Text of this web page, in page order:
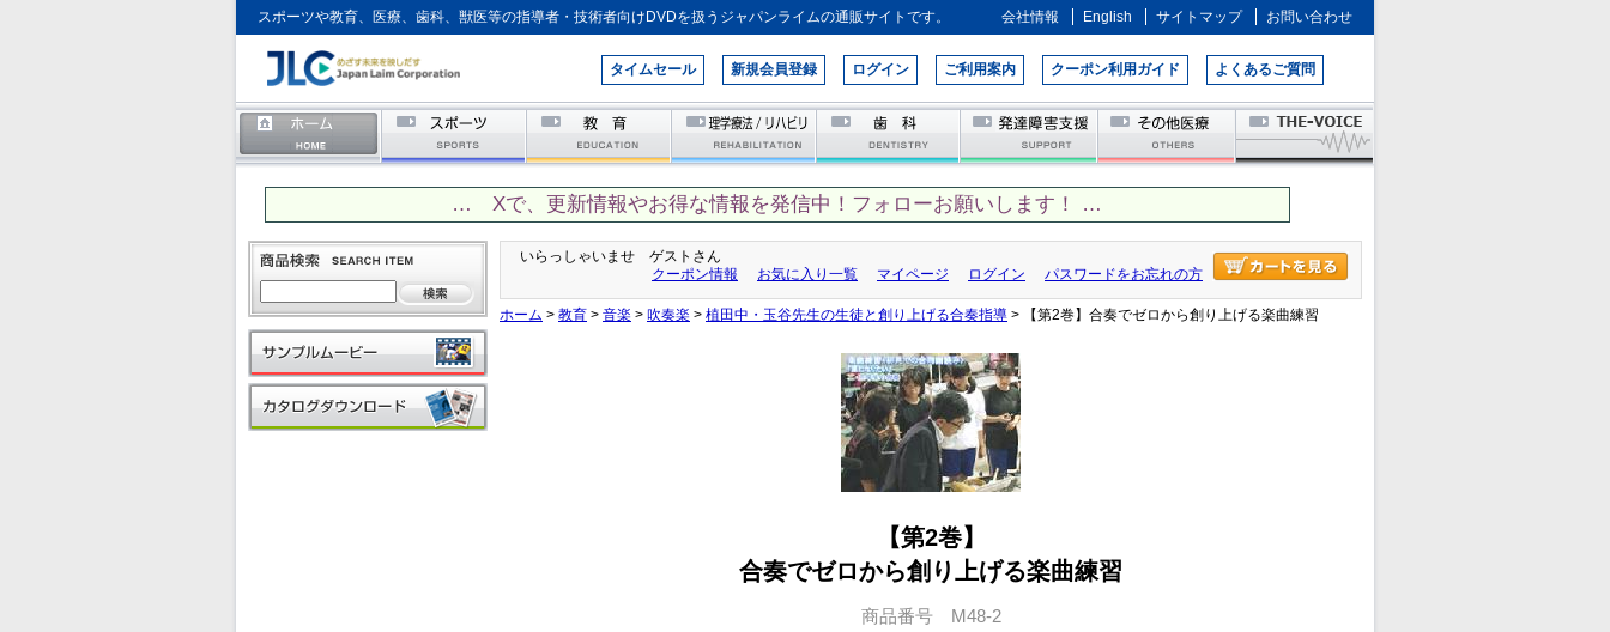
スポーツや教育、医療、歯科、獣医等の指導者・技術者向けDVDを扱うジャパンライムの通販サイトです。 会社情報 English サイトマップ お問い合わせ
タイムセール 新規会員登録 ログイン ご利用案内 クーポン利用ガイド よくあるご質問
… Xで、更新情報やお得な情報を発信中！フォローお願いします！ …
いらっしゃいませ ゲストさん
クーポン情報
お気に入り一覧 マイページ ログイン パスワードをお忘れの方
ホーム > 教育 > 音楽 > 吹奏楽 > 植田中・玉谷先生の生徒と創り上げる合奏指導 > 【第2巻】合奏でゼロから創り上げる楽曲練習
【第2巻】
合奏でゼロから創り上げる楽曲練習
商品番号 M48-2